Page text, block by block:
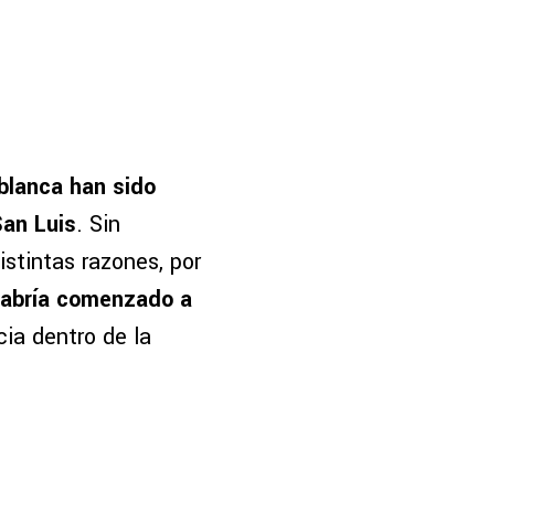
han sido
Luis. Sin
razones, por
comenzado a
dentro de la